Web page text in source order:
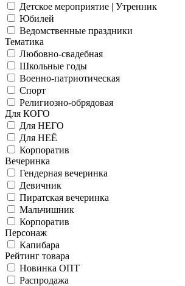
Детское мероприятие | Утренник
Юбилей
Ведомственные праздники
Тематика
Любовно-свадебная
Школьные годы
Военно-патриотическая
Спорт
Религиозно-обрядовая
Для КОГО
Для НЕГО
Для НЕЁ
Корпоратив
Вечеринка
Гендерная вечеринка
Девичник
Пиратская вечеринка
Мальчишник
Корпоратив
Персонаж
Капибара
Рейтинг товара
Новинка ОПТ
Распродажа